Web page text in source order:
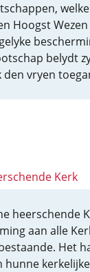
Hoogst
belydt
den vryen
Kerk
heerschende
aan alle
Het
hunne